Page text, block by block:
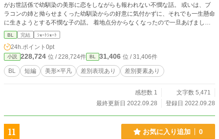
がお世話係で幼馴染の美形に恋をしながらも報われない不憫な話。 或いは、ブ
ラコンの姉と拗らせまくった幼馴染からの好意に気付かずに、それでも一生懸命
に生きようとする不憫な子の話。 着地点分からなくなったので一旦あげました
が、消して書き直すかもしれないし、続きを書くかもしれないし、そのまま放置
するかもしれないし、そのまま消すかもしれない。
BL 完結 ｼｮｰﾄｼｮｰﾄ
24h.ポイント 0pt
小説 228,724 位 / 228,724件 BL 31,406 位 / 31,406件
BL 短編 美形×平凡 差別表現あり 差別要素あり
感想数 1
文字数 5,471
最終更新日 2022.09.28
登録日 2022.09.28
11 お気に入り追加 0